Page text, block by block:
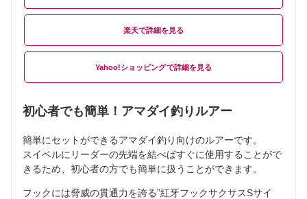
楽天
Yahoo!ショッピング
初心者でも簡単！アマダイ釣りルアー
簡単にセットができるアマダイ釣り向けのルアーです。
スイベルにリーダーの先端を結べばすぐに使用することがで
きるため、初心者の方でも簡単に扱うことができます。
フックには脅威の貫通力を誇る”紅牙フックサクサスSサイ